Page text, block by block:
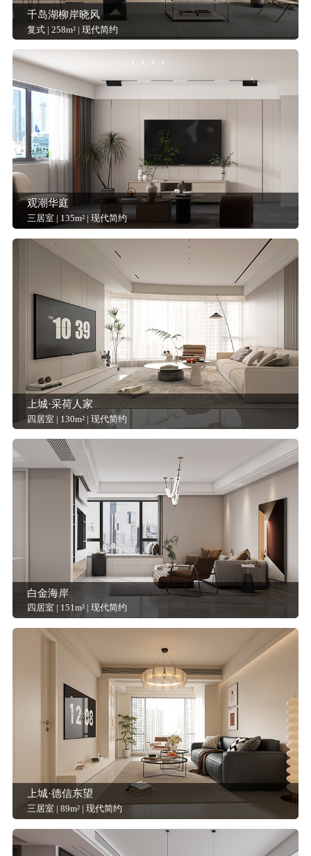
千岛湖柳岸晓风
复式 | 258m² | 现代简约
观潮华庭
三居室 | 135m² | 现代简约
上城·采荷人家
四居室 | 130m² | 现代简约
白金海岸
四居室 | 151m² | 现代简约
上城·德信东望
三居室 | 89m² | 现代简约